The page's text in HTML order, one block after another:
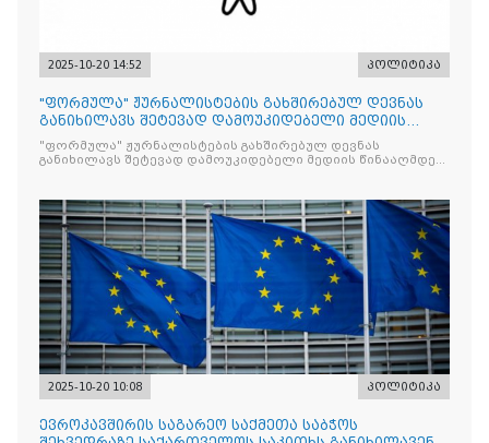
2025-10-20 14:52 პოლიტიკა
"ფორმულა" ჟურნალისტების გახშირებულ დევნას
განიხილავს შეტევად დამოუკიდებელი მედიის
წინააღმდ
"ფორმულა" ჟურნალისტების გახშირებულ დევნას
განიხილავს შეტევად დამოუკიდებელი მედიის წინააღმდეგ,
2025-10-20 10:08 პოლიტიკა
ევროკავშირის საგარეო საქმეთა საბჭოს